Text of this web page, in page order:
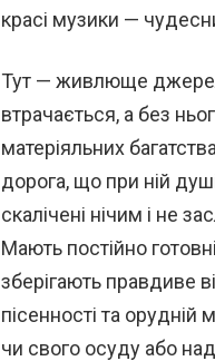
красі музики —
Тут — живлюще
втрачається, а без
матеріяльних
дорога, що при ній
скалічені нічим і не
Мають постійно
зберігають правдиве
пісенності та орудній
чи свого осуду або